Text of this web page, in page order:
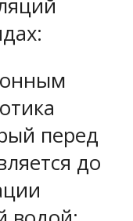
перед
до